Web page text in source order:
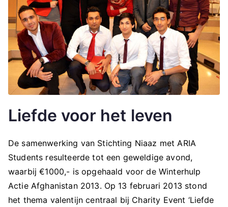
Liefde voor het leven
De samenwerking van Stichting Niaaz met ARIA
Students resulteerde tot een geweldige avond,
waarbij €1000,- is opgehaald voor de Winterhulp
Actie Afghanistan 2013. Op 13 februari 2013 stond
het thema valentijn centraal bij Charity Event ‘Liefde